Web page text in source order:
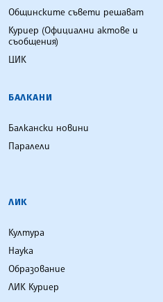
Общинските съвети решават
Куриер (Официални актове и
съобщения)
ЦИК
БАЛКАНИ
Балкански новини
Паралели
ЛИК
Култура
Наука
Образование
ЛИК Куриер